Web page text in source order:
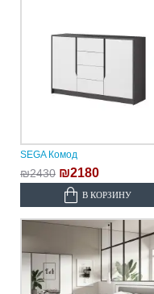
SEGA Комод
₪2430 ₪2180
В КОРЗИНУ